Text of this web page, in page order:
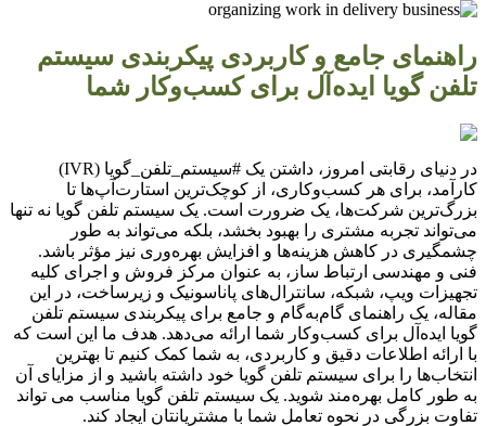
راهنمای جامع و کاربردی پیکربندی سیستم
تلفن گویا ایده‌آل برای کسب‌وکار شما
در دنیای رقابتی امروز، داشتن یک #سیستم_تلفن_گویا (IVR)
کارآمد، برای هر کسب‌وکاری، از کوچک‌ترین استارت‌آپ‌ها تا
بزرگ‌ترین شرکت‌ها، یک ضرورت است. یک سیستم تلفن گویا نه تنها
می‌تواند تجربه مشتری را بهبود بخشد، بلکه می‌تواند به طور
چشمگیری در کاهش هزینه‌ها و افزایش بهره‌وری نیز مؤثر باشد.
فنی و مهندسی ارتباط ساز، به عنوان مرکز فروش و اجرای کلیه
تجهیزات ویپ، شبکه، سانترال‌های پاناسونیک و زیرساخت، در این
مقاله، یک راهنمای گام‌به‌گام و جامع برای پیکربندی سیستم تلفن
گویا ایده‌آل برای کسب‌وکار شما ارائه می‌دهد. هدف ما این است که
با ارائه اطلاعات دقیق و کاربردی، به شما کمک کنیم تا بهترین
انتخاب‌ها را برای سیستم تلفن گویا خود داشته باشید و از مزایای آن
به طور کامل بهره‌مند شوید. یک سیستم تلفن گویا مناسب می تواند
تفاوت بزرگی در نحوه تعامل شما با مشتریانتان ایجاد کند.